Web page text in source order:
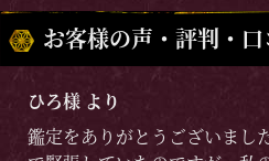
お客様の声・評判・口
ひろ様 より
鑑定をありがとうございまし